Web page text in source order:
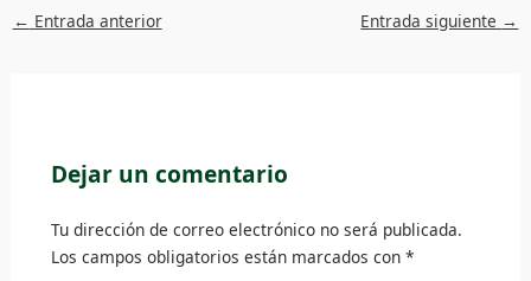
← Entrada anterior Entrada siguiente →
Dejar un comentario
Tu dirección de correo electrónico no será publicada.
Los campos obligatorios están marcados con *